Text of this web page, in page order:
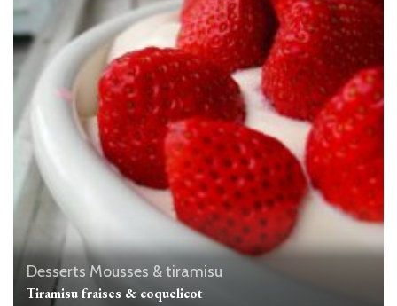
Desserts Mousses & tiramisu
Tiramisu fraises & coquelicot